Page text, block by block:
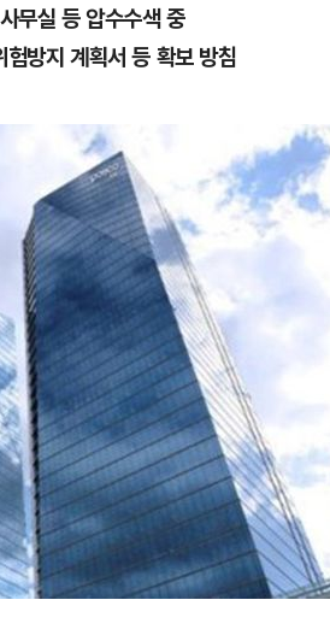
무실 등 압수수색 중
방지 계획서 등 확보 방침
[단독]
2박 3
2
송영길
3
4
일부터
5
'국장만
'부글부글'